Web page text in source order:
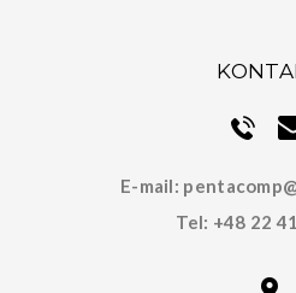
E-mail:
Tel: +48 22